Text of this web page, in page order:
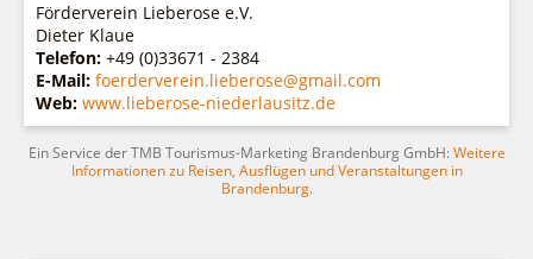
Förderverein Lieberose e.V.
Dieter Klaue
Telefon: +49 (0)33671 - 2384
E-Mail: foerderverein.lieberose@gmail.com
Web: www.lieberose-niederlausitz.de
Ein Service der TMB Tourismus-Marketing Brandenburg GmbH:Weitere
Informationen zu Reisen, Ausflügen und Veranstaltungen in
Brandenburg.